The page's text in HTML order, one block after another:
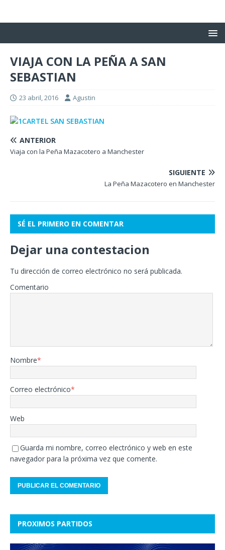
VIAJA CON LA PEÑA A SAN
SEBASTIAN
23 abril, 2016 Agustin
ANTERIOR
Viaja con la Peña Mazacotero a Manchester
SIGUIENTE
La Peña Mazacotero en Manchester
SÉ EL PRIMERO EN COMENTAR
Dejar una contestacion
Tu dirección de correo electrónico no será publicada.
Comentario
Nombre*
Correo electrónico*
Web
Guarda mi nombre, correo electrónico y web en este
navegador para la próxima vez que comente.
PROXIMOS PARTIDOS